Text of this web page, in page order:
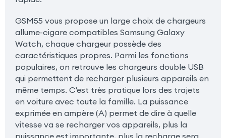
GSM55 vous propose un large choix de chargeurs
allume-cigare compatibles Samsung Galaxy
Watch, chaque chargeur possède des
caractéristiques propres. Parmi les fonctions
populaires, on retrouve les chargeurs double USB
qui permettent de recharger plusieurs appareils en
même temps. C'est très pratique lors des trajets
en voiture avec toute la famille. La puissance
exprimée en ampère (A) permet de dire à quelle
vitesse va se recharger vos appareils, plus la
puissance est importante, plus la recharge sera